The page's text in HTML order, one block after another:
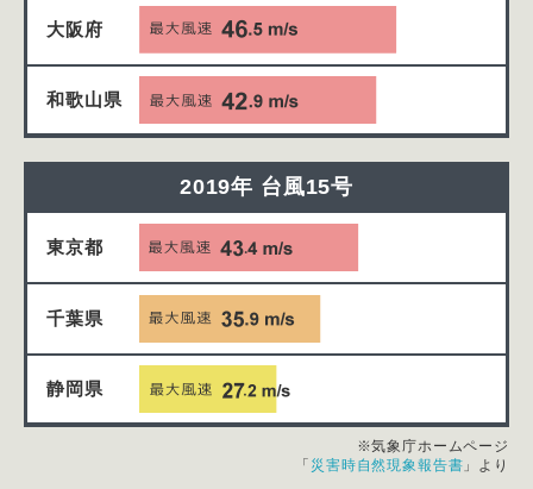
大阪府
和歌山県
2019年 台風15号
東京都
千葉県
静岡県
※気象庁ホームページ
「 災害時自然現象報告書 」より